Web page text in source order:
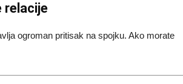
relacije
ogroman pritisak na spojku. Ako morate